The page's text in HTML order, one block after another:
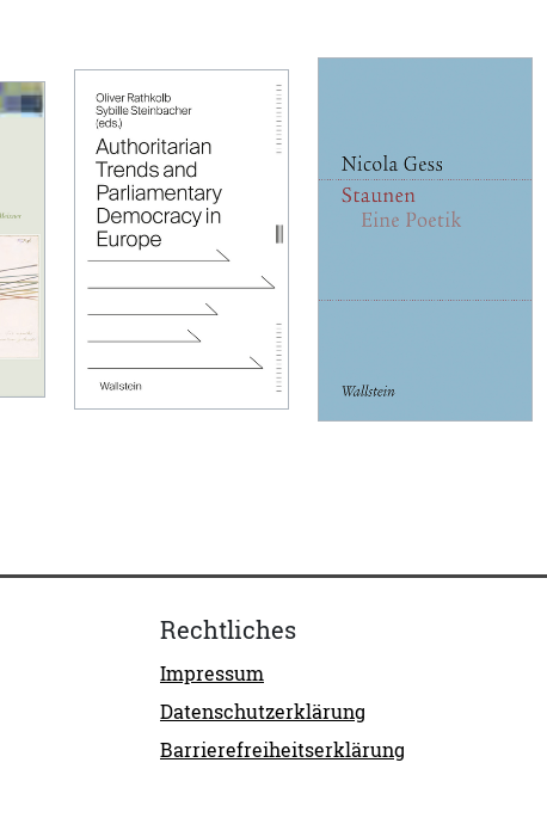
Rechtliches
Impressum
Datenschutzerklärung
Barrierefreiheitserklärung